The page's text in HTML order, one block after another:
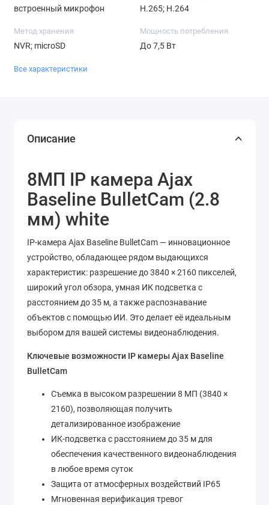
встроенный микрофон H.265; H.264
Метод хранения
NVR; microSD
Мощность потребления
До 7,5 Вт
Все характеристики
Описание
8МП IP камера Ajax
Baseline BulletCam (2.8
мм) white
IP-камера Ajax Baseline BulletCam — инновационное
устройство, обладающее рядом выдающихся
характеристик: разрешение до 3840 × 2160 пикселей,
широкий угол обзора, умная ИК подсветка с
расстоянием до 35 м, а также распознавание
объектов с помощью ИИ. Это делает её идеальным
выбором для вашей системы видеонаблюдения.
Ключевые возможности IP камеры Ajax Baseline
BulletCam
Съемка в высоком разрешении 8 МП (3840 ×
2160), позволяющая получить
детализированное изображение
ИК-подсветка с расстоянием до 35 м для
обеспечения качественного видеонаблюдения
в любое время суток
Защита от атмосферных воздействий IP65
Мгновенная верификация тревог